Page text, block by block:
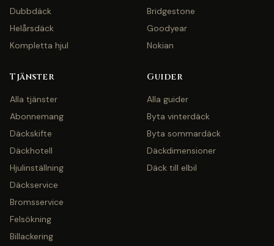
Dubbdäck
Helårsdäck
Kompletta hjul
Bridgestone
Goodyear
Nokian
Tjänster
Alla tjänster
Abonnemang
Däckskifte
Däckhotell
Hjulinställning
Däckservice
Bromsservice
Felsökning
Billackering
Guider
Alla guider
Byta vinterdäck
Byta sommardäck
Däckdimensioner
Däck till elbil